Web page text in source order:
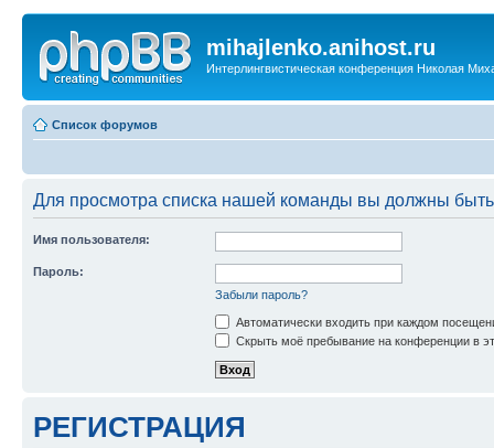
mihajlenko.anihost.ru
Интерлингвистическая конференция Николая
Список форумов
Для просмотра списка нашей команды вы должны
Имя пользователя:
Пароль:
Забыли пароль?
Автоматически входить при каждом
Скрыть моё пребывание на конференции в
РЕГИСТРАЦИЯ